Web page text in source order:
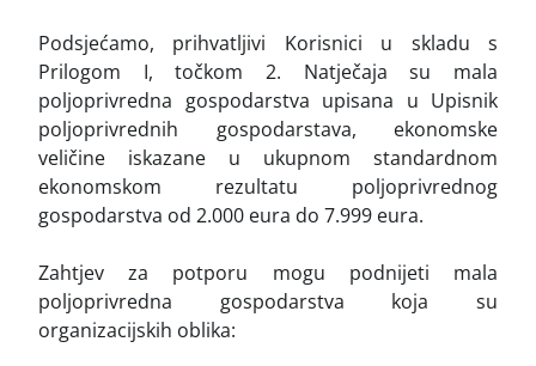
Podsjećamo, prihvatljivi Korisnici u skladu s
Prilogom I, točkom 2. Natječaja su mala
poljoprivredna gospodarstva upisana u Upisnik
poljoprivrednih gospodarstava, ekonomske
veličine iskazane u ukupnom standardnom
ekonomskom rezultatu poljoprivrednog
gospodarstva od 2.000 eura do 7.999 eura.
Zahtjev za potporu mogu podnijeti mala
poljoprivredna gospodarstva koja su
organizacijskih oblika: